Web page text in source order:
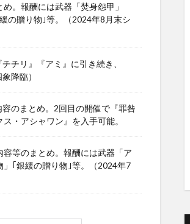
。報酬には武器「焚身怨甲」
の贈り物｣等。（2024年8月末シ
チリ』『アミ』に引き続き、
降臨）
のまとめ。2回目の開催で『罪咎
・アシャワン』を入手可能。
容等のまとめ。報酬には武器「ア
｢銀緩の贈り物｣等。（2024年7